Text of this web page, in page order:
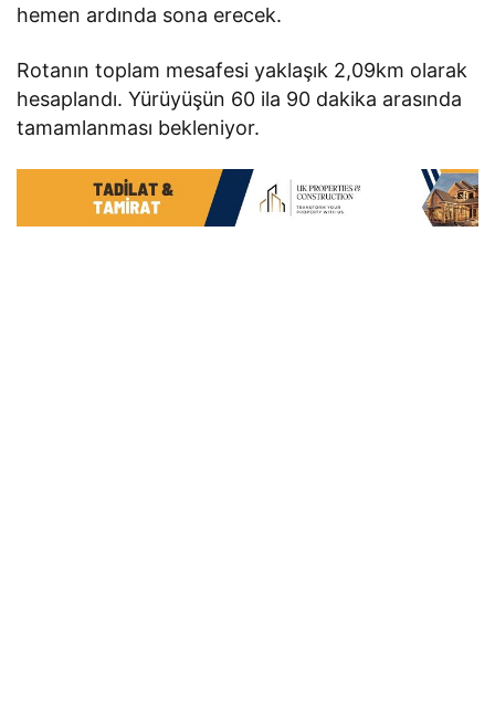
hemen ardında sona erecek.
Rotanın toplam mesafesi yaklaşık 2,09km olarak
hesaplandı. Yürüyüşün 60 ila 90 dakika arasında
tamamlanması bekleniyor.